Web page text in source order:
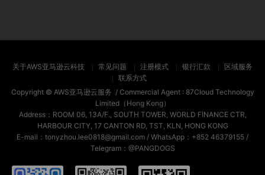
关于AWS亚马逊云科技 常见问题 注册模式 银行汇款
区域服务
联系方式
Copyright © AWS亚马逊云服务 / Commercial Agent : 87Cloud Technology
Limited（Hong Kong）
Address：ROOM 06, 13A/F., SOUTH TOWER, WORLD FINANCE CTR,
HARBOUR CITY, 17 CANTON RD, TST, KLN, HONG KONG
E-mail：tonyzhou.lee0818@gmail.com / WhatsApp：+852 46379155 /
Telegram：@PANGDOGS